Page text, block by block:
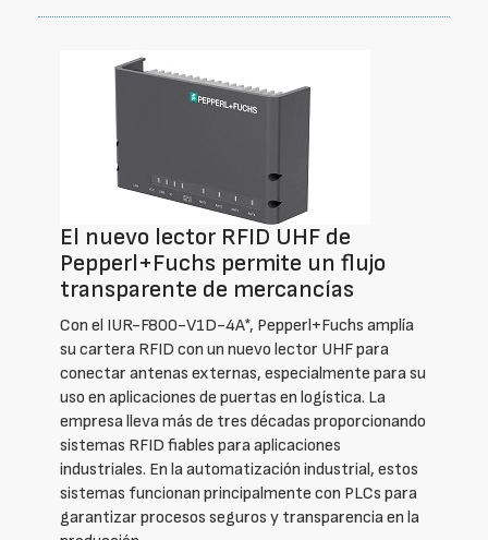
El nuevo lector RFID UHF de
Pepperl+Fuchs permite un flujo
transparente de mercancías
Con el IUR-F800-V1D-4A*, Pepperl+Fuchs amplía
su cartera RFID con un nuevo lector UHF para
conectar antenas externas, especialmente para su
uso en aplicaciones de puertas en logística. La
empresa lleva más de tres décadas proporcionando
sistemas RFID fiables para aplicaciones
industriales. En la automatización industrial, estos
sistemas funcionan principalmente con PLCs para
garantizar procesos seguros y transparencia en la